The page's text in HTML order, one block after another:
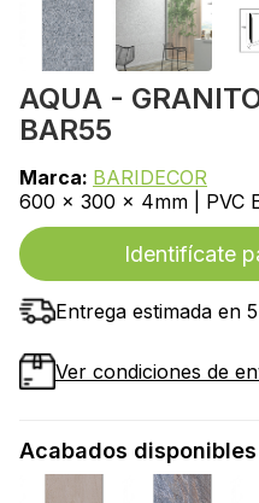
AQUA -
BAR55
Marca: BARIDECOR
600 x 300 x 4mm | PVC
Identifícate
Entrega estimada en
Ver condiciones de
Acabados disponibles